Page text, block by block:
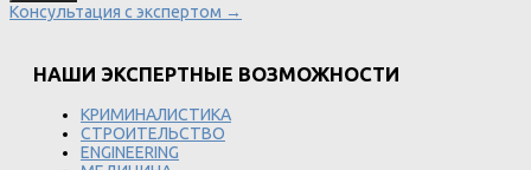
Консультация с экспертом →
НАШИ ЭКСПЕРТНЫЕ ВОЗМОЖНОСТИ
КРИМИНАЛИСТИКА
СТРОИТЕЛЬСТВО
ENGINEERING